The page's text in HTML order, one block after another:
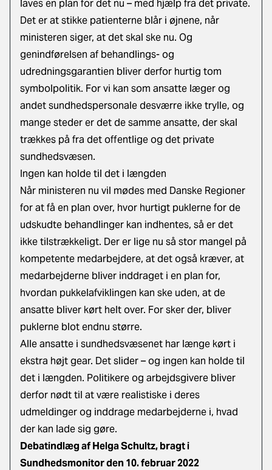
laves en plan for det nu – med hjælp fra det private.
Det er at stikke patienterne blår i øjnene, når
ministeren siger, at det skal ske nu. Og
genindførelsen af behandlings- og
udredningsgarantien bliver derfor hurtig tom
symbolpolitik. For vi kan som ansatte læger og
andet sundhedspersonale desværre ikke trylle, og
mange steder er det de samme ansatte, der skal
trækkes på fra det offentlige og det private
sundhedsvæsen.
Ingen kan holde til det i længden
Når ministeren nu vil mødes med Danske Regioner
for at få en plan over, hvor hurtigt puklerne for de
udskudte behandlinger kan indhentes, så er det
ikke tilstrækkeligt. Der er lige nu så stor mangel på
kompetente medarbejdere, at det også kræver, at
medarbejderne bliver inddraget i en plan for,
hvordan pukkelafviklingen kan ske uden, at de
ansatte bliver kørt helt over. For sker der, bliver
puklerne blot endnu større.
Alle ansatte i sundhedsvæsenet har længe kørt i
ekstra højt gear. Det slider – og ingen kan holde til
det i længden. Politikere og arbejdsgivere bliver
derfor nødt til at være realistiske i deres
udmeldinger og inddrage medarbejderne i, hvad
der kan lade sig gøre.
Debatindlæg af Helga Schultz, bragt i
Sundhedsmonitor den 10. februar 2022